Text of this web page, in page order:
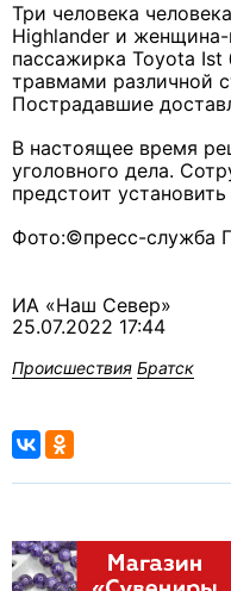
Три человека
Highlander и женщина-
пассажирка Toyota Ist
травмами различной
Пострадавшие
В настоящее время
уголовного дела.
предстоит
Фото:©пресс-служба
ИА «Наш Север»
25.07.2022 17:44
Происшествия Братск